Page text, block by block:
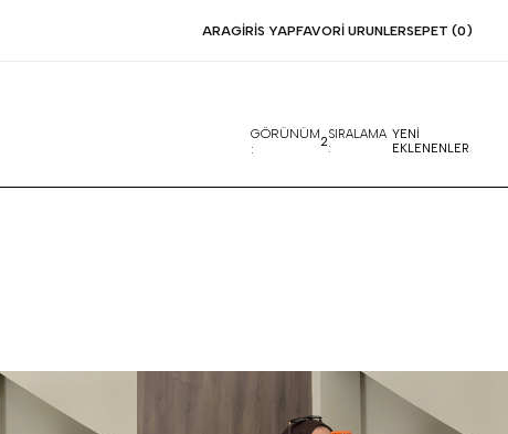
ARAGIRIS YAPFAVORI URUNLERSEPET (0 )
GÖRÜNÜM
:
2SIRALAMA
:
YENİ
EKLENENLER